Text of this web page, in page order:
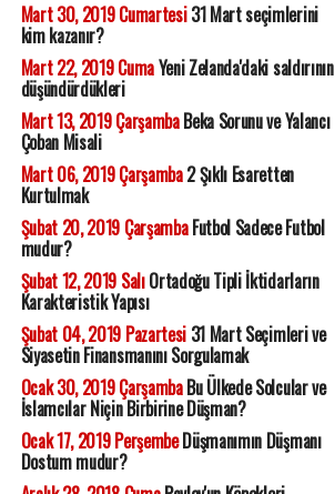
Mart 30, 2019 Cumartesi31 Mart seçimlerini
kim kazanır?
Mart 22, 2019 CumaYeni Zelanda'daki saldırının
düşündürdükleri
Mart 13, 2019 ÇarşambaBeka Sorunu ve Yalancı
Çoban Misali
Mart 06, 2019 Çarşamba2 Şıklı Esaretten
Kurtulmak
Şubat 20, 2019 ÇarşambaFutbol Sadece Futbol
mudur?
Şubat 12, 2019 SalıOrtadoğu Tipli İktidarların
Karakteristik Yapısı
Şubat 04, 2019 Pazartesi31 Mart Seçimleri ve
Siyasetin Finansmanını Sorgulamak
Ocak 30, 2019 ÇarşambaBu Ülkede Solcular ve
İslamcılar Niçin Birbirine Düşman?
Ocak 17, 2019 PerşembeDüşmanımın Düşmanı
Dostum mudur?